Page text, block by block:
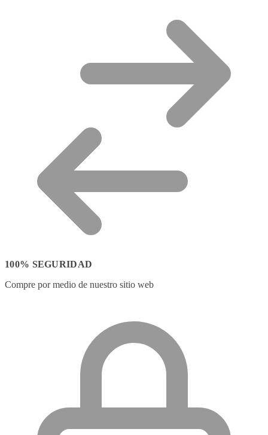
100% SEGURIDAD
Compre por medio de nuestro sitio web